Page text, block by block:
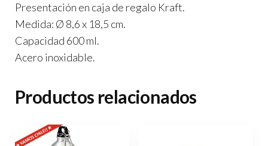
Presentación en caja de regalo Kraft.
Medida: Ø 8,6 x 18,5 cm.
Capacidad 600 ml.
Acero inoxidable.
Productos relacionados